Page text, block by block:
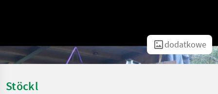
dodatkowe
Stöckl